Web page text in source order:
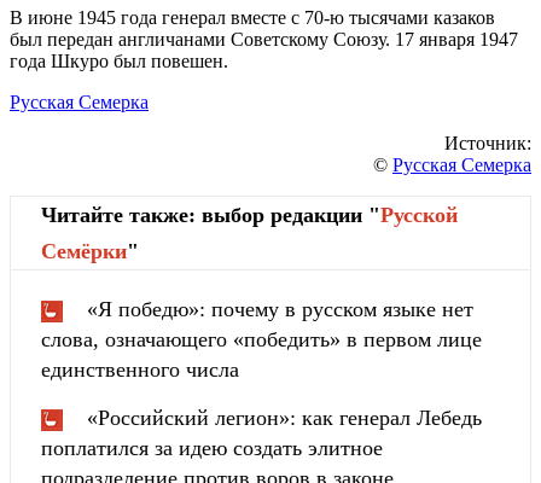
В июне 1945 года генерал вместе с 70-ю тысячами казаков
был передан англичанами Советскому Союзу. 17 января 1947
года Шкуро был повешен.
Русская Семерка
Источник:
© Русская Семерка
Читайте также: выбор редакции "Русской
Cемёрки"
«Я победю»: почему в русском языке нет
слова, означающего «победить» в первом лице
единственного числа
«Российский легион»: как генерал Лебедь
поплатился за идею создать элитное
подразделение против воров в законе